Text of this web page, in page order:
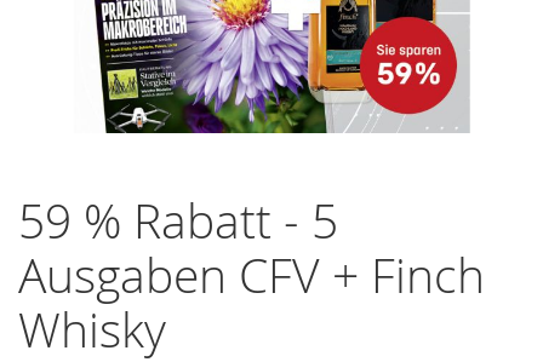
der
Bildergalerie
springen
59 % Rabatt - 5
Ausgaben CFV + Finch
Whisky